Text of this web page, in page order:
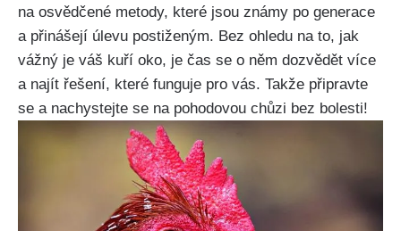
na osvědčené metody, které ⁤jsou známy po ‌generace
a přinášejí ​úlevu postiženým. ⁣Bez ohledu na to,⁢ jak
vážný⁤ je váš kuří oko, je ⁢čas se​ o něm dozvědět více
a ‍najít řešení, ‌které funguje pro vás. Takže⁣ připravte
se a⁣ nachystejte se na pohodovou chůzi⁣ bez​ bolesti!